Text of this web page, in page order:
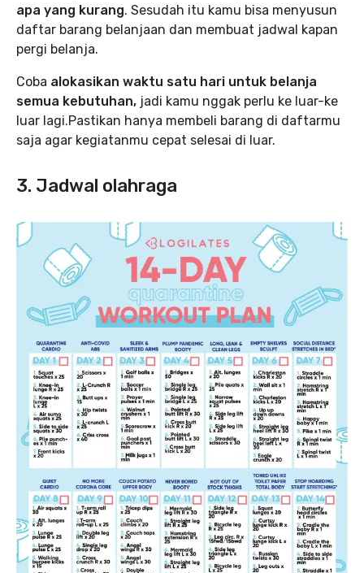
apa yang kurang. Sesudah itu kamu bisa menyusun
daftar barang belanjaan dan membuat jadwal kapan
pergi belanja.
Coba alokasikan waktu satu hari untuk belanja
semua kebutuhan, jadi kamu nggak perlu ke luar-ke
luar lagi.Pastikan hanya membeli barang di daftarmu
saja agar kegiatanmu cepat selesai di luar.
3. Jadwal olahraga